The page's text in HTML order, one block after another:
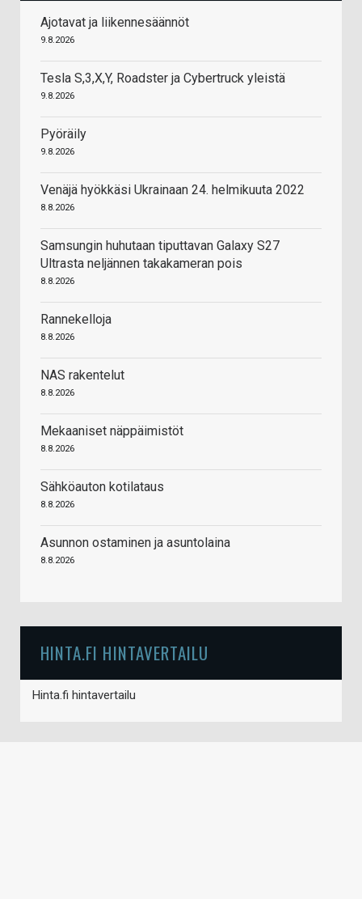
Ajotavat ja liikennesäännöt
9.8.2026
Tesla S,3,X,Y, Roadster ja Cybertruck yleistä
9.8.2026
Pyöräily
9.8.2026
Venäjä hyökkäsi Ukrainaan 24. helmikuuta 2022
8.8.2026
Samsungin huhutaan tiputtavan Galaxy S27
Ultrasta neljännen takakameran pois
8.8.2026
Rannekelloja
8.8.2026
NAS rakentelut
8.8.2026
Mekaaniset näppäimistöt
8.8.2026
Sähköauton kotilataus
8.8.2026
Asunnon ostaminen ja asuntolaina
8.8.2026
HINTA.FI HINTAVERTAILU
Hinta.fi hintavertailu